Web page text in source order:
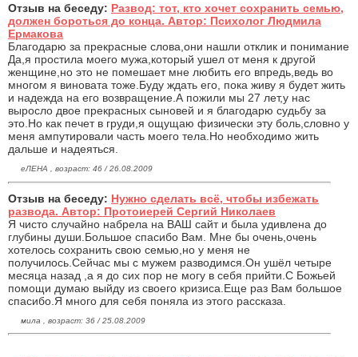
Отзыв на беседу: Развод: тот, кто хочет сохранить семью,
должен бороться до конца. Автор: Психолог Людмила
Ермакова
Благодарю за прекрасные слова,они нашли отклик и понимание
Да,я простила моего мужа,который ушел от меня к другой
женщине,но это не помешает мне любить его впредь,ведь во
многом я виновата тоже.Буду ждать его, пока живу я будет жить
и надежда на его возвращение.А пожили мы 27 лет,у нас
выросло двое прекрасных сыновей и я благодарю судьбу за
это.Но как печет в груди,я ощущаю физически эту боль,словно у
меня ампутировали часть моего тела.Но необходимо жить
дальше и надеяться.
еЛЕНА , возраст: 46 / 26.08.2009
Отзыв на беседу: Нужно сделать всё, чтобы избежать
развода. Автор: Протоиерей Сергий Николаев
Я чисто случайно набрела на ВАШ сайт и была удивлена до
глубины души.Большое спасибо Вам. Мне бы очень,очень
хотелось сохранить свою семью,но у меня не
получилось.Сейчас мы с мужем разводимся.Он ушёл четыре
месяца назад ,а я до сих пор не могу в себя прийти.С Божьей
помощи думаю выйду из своего кризиса.Еще раз Вам большое
спасибо.Я много для себя поняла из этого рассказа.
мила , возраст: 36 / 25.08.2009